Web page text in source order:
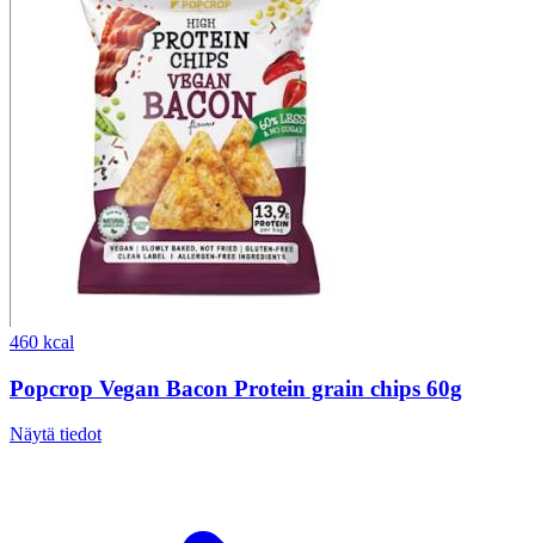
460 kcal
Popcrop Vegan Bacon Protein grain chips 60g
Näytä tiedot